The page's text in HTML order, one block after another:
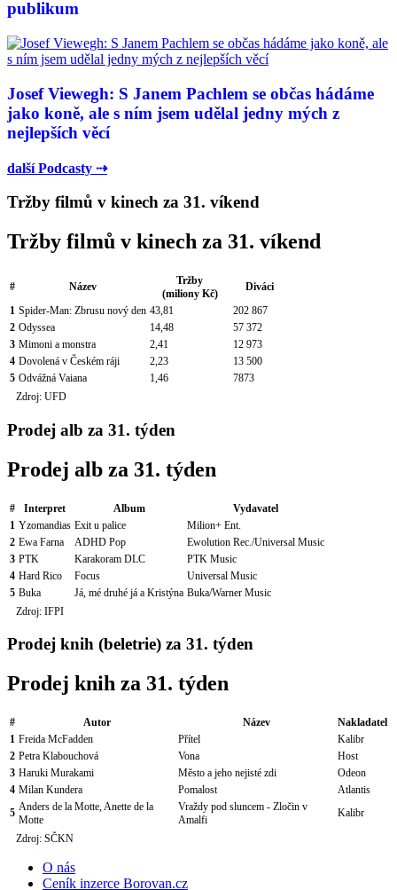
publikum
Josef Viewegh: S Janem Pachlem se občas hádáme
jako koně, ale s ním jsem udělal jedny mých z
nejlepších věcí
další Podcasty ⇢
Tržby filmů v kinech za 31. víkend
Tržby filmů v kinech za 31. víkend
# Název
Tržby
(miliony Kč)
Diváci
1 Spider-Man: Zbrusu nový den 43,81
202 867
2 Odyssea 14,48
57 372
3 Mimoni a monstra 2,41
12 973
4 Dovolená v Českém ráji 2,23
13 500
5 Odvážná Vaiana 1,46
7873
Zdroj: UFD
Prodej alb za 31. týden
Prodej alb za 31. týden
# Interpret Album
Vydavatel
1 Yzomandias Exit u palice
Milion+ Ent.
2 Ewa Farna ADHD Pop
Ewolution Rec./Universal Music
3 PTK Karakoram DLC
PTK Music
4 Hard Rico Focus
Universal Music
5 Buka Já, mé druhé já a Kristýna Buka/Warner Music
Zdroj: IFPI
Prodej knih (beletrie) za 31. týden
Prodej knih za 31. týden
# Autor Název
Nakladatel
1 Freida McFadden Přítel
Kalibr
2 Petra Klabouchová Vona
Host
3 Haruki Murakami Město a jeho nejisté zdi
Odeon
4 Milan Kundera Pomalost
Atlantis
5 Anders de la Motte, Anette de la
Motte
Vraždy pod sluncem - Zločin v
Amalfi
Kalibr
Zdroj: SČKN
O nás
Ceník inzerce Borovan.cz